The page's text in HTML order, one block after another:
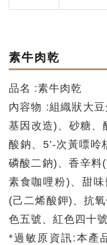
素牛肉乾
品名 :素牛肉乾
內容物 :組織狀大
基因改造)、砂糖、
酸鈉、5’-次黃嘌呤
磷酸二鈉)、香辛料
素食咖哩粉)、甜
(己二烯酸鉀)、抗
色五號、紅色四十號
*過敏原資訊:本產